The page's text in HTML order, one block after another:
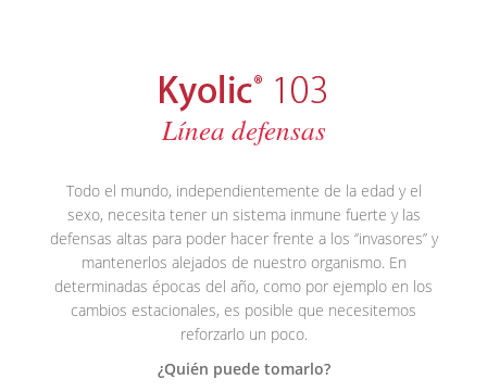
Línea defensas
Todo el mundo, independientemente de la edad y el
sexo, necesita tener un sistema inmune fuerte y las
defensas altas para poder hacer frente a los ‘’invasores’’ y
mantenerlos alejados de nuestro organismo. En
determinadas épocas del año, como por ejemplo en los
cambios estacionales, es posible que necesitemos
reforzarlo un poco.
¿Quién puede tomarlo?